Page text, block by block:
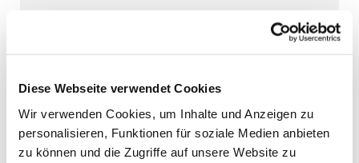
Diese Webseite verwendet Cookies
Wir verwenden Cookies, um Inhalte und Anzeigen zu
personalisieren, Funktionen für soziale Medien anbieten
zu können und die Zugriffe auf unsere Website zu